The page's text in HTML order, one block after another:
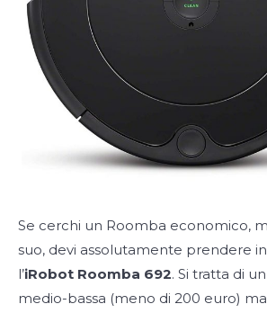
Se cerchi un Roomba economico,
suo, devi assolutamente prendere
l’iRobot Roomba 692. Si tratta di
medio-bassa (meno di 200 euro)